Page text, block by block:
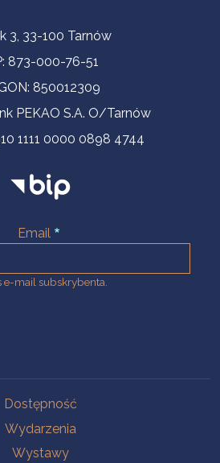
3, 33-100 Tarnów
873-000-76-51
850012309
PEKAO S.A. O/Tarnów
1111 0000 0898 4744
Email
e-mail subskrybenta.
Dostępność
Wydarzenia
Wystawy